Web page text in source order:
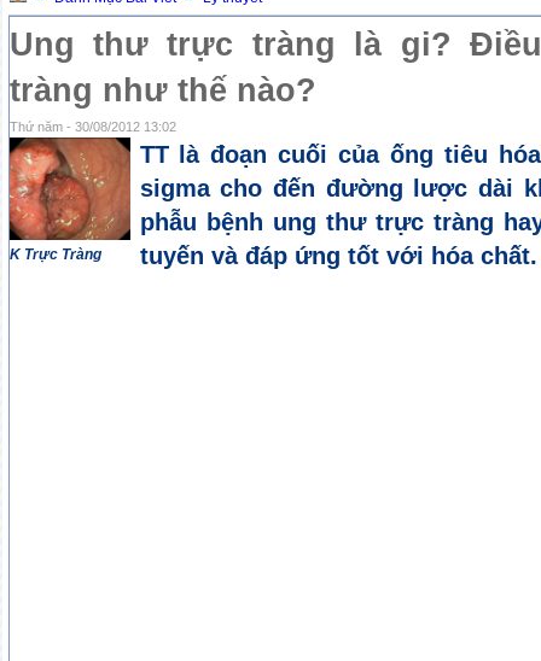
Ung thư trực tràng là gi?
tràng như thế nào?
Thứ năm - 30/08/2012 13:02
K Trực Tràng
TT là đoạn cuối của ống tiêu
sigma cho đến đường lược dài
phẫu bệnh ung thư trực tràng
tuyến và đáp ứng tốt với hóa chất.